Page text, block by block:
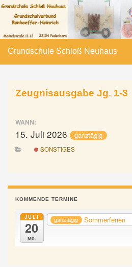
Grundschule Schloß Neuhaus
Zeugnisausgabe Jg. 1-3
WANN:
15. Juli 2026 ganztägig
SONSTIGES
KOMMENDE TERMINE
JULI
20
Mo.
ganztägig Sommerferien